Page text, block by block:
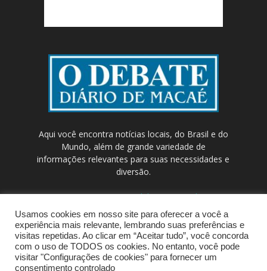
Aqui você encontra notícias locais, do Brasil e do
Mundo, além de grande variedade de
informações relevantes para suas necessidades e
diversão.
Contato:contato@odebateon.com.br /
comercia@odebateon.com.br
Usamos cookies em nosso site para oferecer a você a
experiência mais relevante, lembrando suas preferências e
visitas repetidas. Ao clicar em “Aceitar tudo”, você concorda
com o uso de TODOS os cookies. No entanto, você pode
visitar "Configurações de cookies" para fornecer um
consentimento controlado